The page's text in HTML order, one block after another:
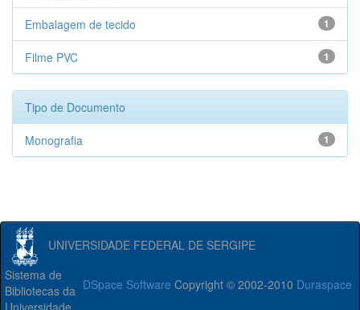
1
Embalagem de tecido
1
Filme PVC
Tipo de Documento
1
Monografia
UNIVERSIDADE FEDERAL DE SERGIPE
DSpace Software Copyright © 2002-2010 Duraspace
Sistema de
Bibliotecas da
Universidade